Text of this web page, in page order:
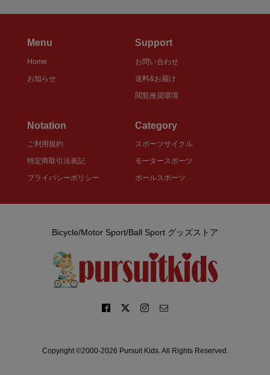
Menu
Home
お知らせ
Support
お問い合わせ
送料&お届け
閲覧推奨環境
Notation
ご利用規約
特定商取引法表記
プライバシーポリシー
Category
スポーツサイクル
モータースポーツ
ボールスポーツ
Bicycle/Motor Sport/Ball Sport グッズストア
Copyright ©2000-2026 Pursuit Kids. All Rights Reserved.